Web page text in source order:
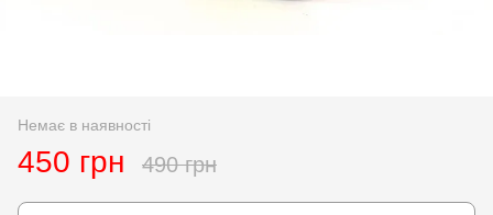
Немає в наявності
450 грн 490 грн